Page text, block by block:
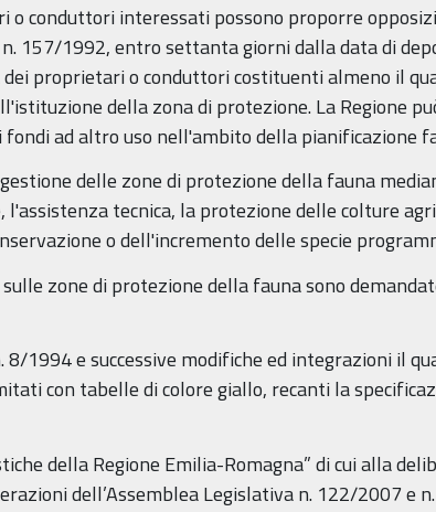
conduttori interessati possono proporre
157/1992, entro settanta giorni dalla data di
proprietari o conduttori costituenti almeno il
della zona di protezione. La Regione
ad altro uso nell'ambito della pianificazione
delle zone di protezione della fauna
tecnica, la protezione delle colture
o dell'incremento delle specie
zone di protezione della fauna sono
8/1994 e successive modifiche ed integrazioni il
con tabelle di colore giallo, recanti la
della Regione Emilia-Romagna” di cui alla
dell’Assemblea Legislativa n. 122/2007 e